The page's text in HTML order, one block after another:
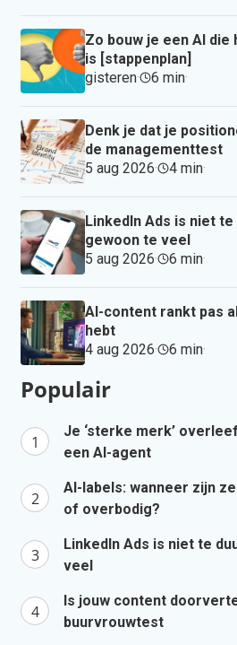
Zo bouw je een AI
is [stappenplan]
gisteren· 6 min·
Denk je dat je
de managementtest
5 aug 2026· 4 min·
LinkedIn Ads is niet
gewoon te veel
5 aug 2026· 6 min·
AI-content rankt pas
hebt
4 aug 2026· 6 min·
Populair
Je ‘sterke merk’
een AI-agent
AI-labels: wanneer zijn
of overbodig?
LinkedIn Ads is niet te
veel
Is jouw content
buurvrouwtest